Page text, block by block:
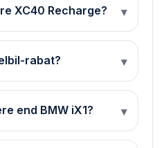
XC40 Recharge? ▾
rabat? ▾
end BMW iX1? ▾